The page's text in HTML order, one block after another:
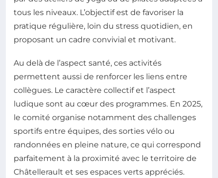
tous les niveaux. L’objectif est de favoriser la
pratique régulière, loin du stress quotidien, en
proposant un cadre convivial et motivant.
Au delà de l’aspect santé, ces activités
permettent aussi de renforcer les liens entre
collègues. Le caractère collectif et l’aspect
ludique sont au cœur des programmes. En 2025,
le comité organise notamment des challenges
sportifs entre équipes, des sorties vélo ou
randonnées en pleine nature, ce qui correspond
parfaitement à la proximité avec le territoire de
Châtellerault et ses espaces verts appréciés.